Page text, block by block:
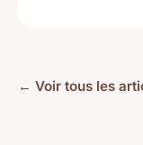
← Voir tous les